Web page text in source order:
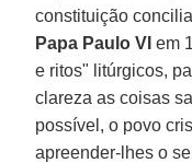
constituição
Papa Paulo VI em
e ritos" litúrgicos,
clareza as coisas
possível, o povo
apreender-lhes o